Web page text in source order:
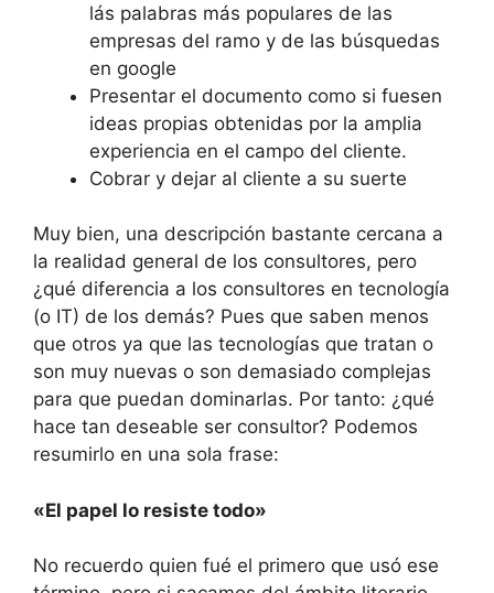
lás palabras más populares de las
empresas del ramo y de las búsquedas
en google
Presentar el documento como si fuesen
ideas propias obtenidas por la amplia
experiencia en el campo del cliente.
Cobrar y dejar al cliente a su suerte
Muy bien, una descripción bastante cercana a
la realidad general de los consultores, pero
¿qué diferencia a los consultores en tecnología
(o IT) de los demás? Pues que saben menos
que otros ya que las tecnologías que tratan o
son muy nuevas o son demasiado complejas
para que puedan dominarlas. Por tanto: ¿qué
hace tan deseable ser consultor? Podemos
resumirlo en una sola frase:
«El papel lo resiste todo»
No recuerdo quien fué el primero que usó ese